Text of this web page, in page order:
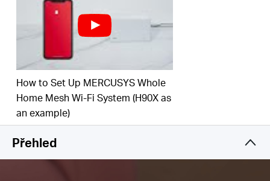
Vícegigabitový port:
Gb/s porty s automatickým snímáním překonávají
úzké hrdlo 1G a zvyšují výkon vašich zařízení.
Pokrytí celé domácnosti více gigabitovými sítěmi:
Jednotky Halo mesh pracují jako jednotná síť,
která zaplní váš domov až do rozlohy 460 m
pack).‡
Snadné nastavení a použití:
How to Set Up MERCUSYS Whole
Home Mesh Wi-Fi System (H90X as
an example)
Přehled